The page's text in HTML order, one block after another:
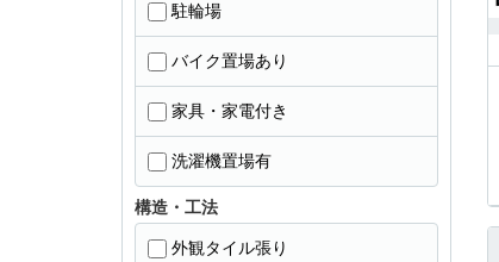
駐輪場
バイク置場あり
家具・家電付き
洗濯機置場有
構造・工法
外観タイル張り